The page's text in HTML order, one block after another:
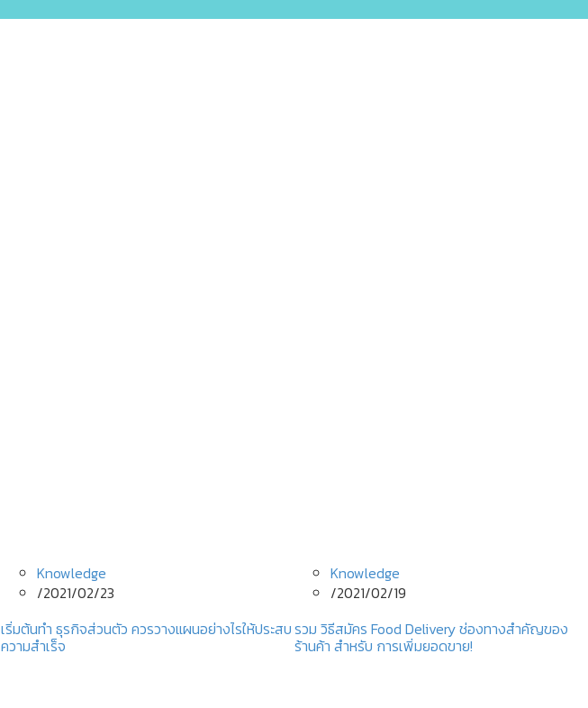
Knowledge
/2021/02/23
เริ่มต้นทํา ธุรกิจส่วนตัว ควรวางแผนอย่างไรให้ประสบ
ความสำเร็จ
Knowledge
/2021/02/19
รวม วิธีสมัคร Food Delivery ช่องทางสำคัญของ
ร้านค้า สำหรับ การเพิ่มยอดขาย!